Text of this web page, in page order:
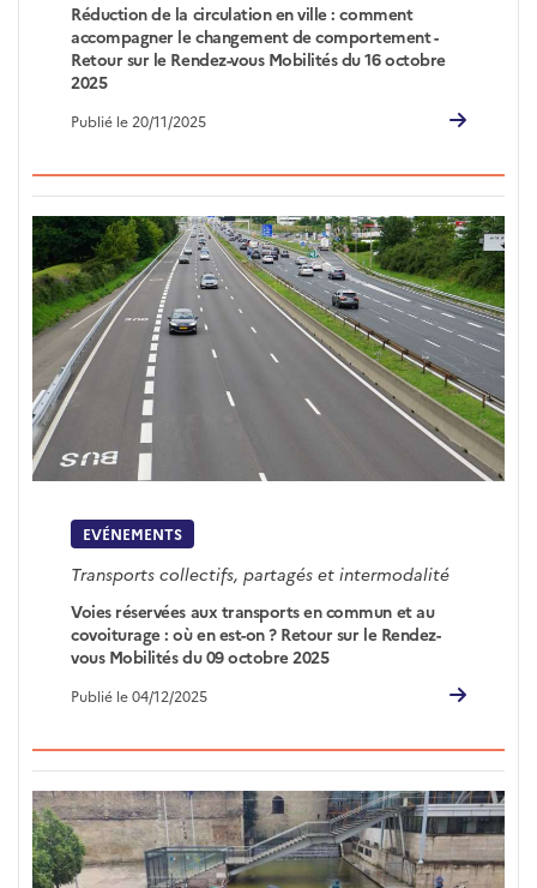
Réduction de la circulation en ville : comment
accompagner le changement de comportement -
Retour sur le Rendez-vous Mobilités du 16 octobre
2025
Publié le 20/11/2025
EVÉNEMENTS
Transports collectifs, partagés et intermodalité
Voies réservées aux transports en commun et au
covoiturage : où en est-on ? Retour sur le Rendez-
vous Mobilités du 09 octobre 2025
Publié le 04/12/2025